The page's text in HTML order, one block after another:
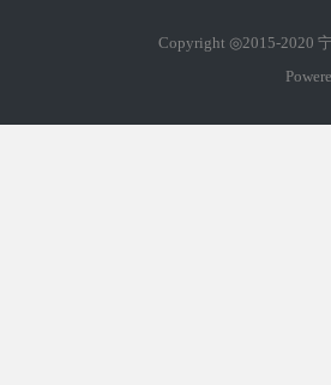
Copyright ◎2015-2020